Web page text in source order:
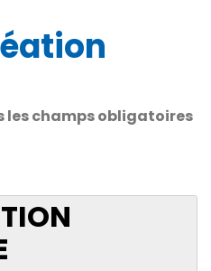
les champs obligatoires